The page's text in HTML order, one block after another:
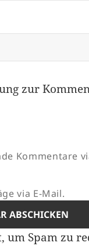
zur
Kommentare
via E-Mail.
um Spam zu